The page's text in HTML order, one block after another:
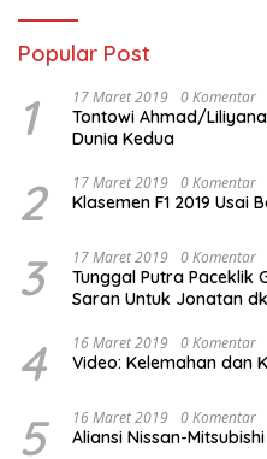
Popular Post
1 17 Maret 2019 0 Komentar
Tontowi Ahmad/
Dunia Kedua
2 17 Maret 2019 0 Komentar
Klasemen F1 2019 Usai
3 17 Maret 2019 0 Komentar
Tunggal Putra Paceklik
Saran Untuk Jonatan
4 16 Maret 2019 0 Komentar
Video: Kelemahan dan
5 16 Maret 2019 0 Komentar
Aliansi Nissan-